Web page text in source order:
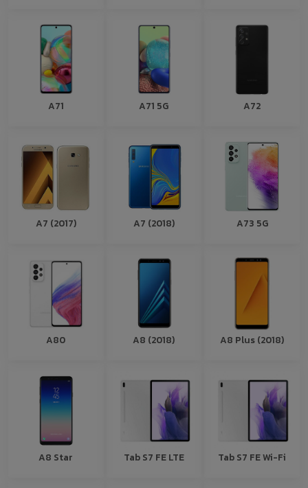
A71 A71 5G A72
A7 (2017) A7 (2018) A73 5G
A80 A8 (2018) A8 Plus (2018)
A8 Star Tab S7 FE LTE Tab S7 FE Wi-Fi